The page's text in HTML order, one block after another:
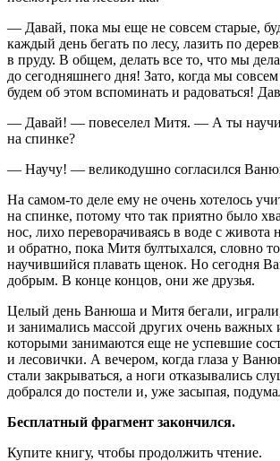
— Давай, пока мы еще не совсем старые,
каждый день бегать по лесу, лазить по
в пруду. В общем, делать все то, что мы
до сегодняшнего дня! Зато, когда мы
будем об этом вспоминать и радоваться!
— Давай! — повеселел Митя. — А ты
на спинке?
— Научу! — великодушно согласился
На самом-то деле ему не очень хотелось
на спинке, потому что так приятно было
нос, лихо переворачиваясь в воде с живота
и обратно, пока Митя бултыхался, словно
научившийся плавать щенок. Но сегодня
добрым. В конце концов, они же друзья.
Целый день Ванюша и Митя бегали,
и занимались массой других очень важных
которыми занимаются еще не успевшие
и лесовички. А вечером, когда глаза у
стали закрываться, а ноги отказывались
добрался до постели и, уже засыпая,
Бесплатный фрагмент закончился.
Купите книгу, чтобы продолжить чтение.